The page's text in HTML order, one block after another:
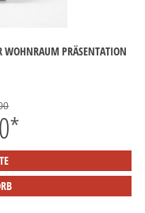
WOHNRAUM PRÄSENTATION
*